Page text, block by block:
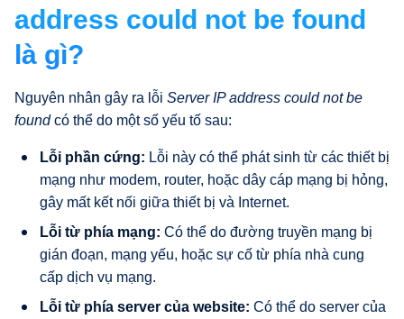
address could not be found
là gì?
Nguyên nhân gây ra lỗi Server IP address could not be
foundcó thể do một số yếu tố sau:
Lỗi phần cứng: Lỗi này có thể phát sinh từ các thiết bị
mạng như modem, router, hoặc dây cáp mạng bị hỏng,
gây mất kết nối giữa thiết bị và Internet.
Lỗi từ phía mạng: Có thể do đường truyền mạng bị
gián đoạn, mạng yếu, hoặc sự cố từ phía nhà cung
cấp dịch vụ mạng.
Lỗi từ phía server của website: Có thể do server của